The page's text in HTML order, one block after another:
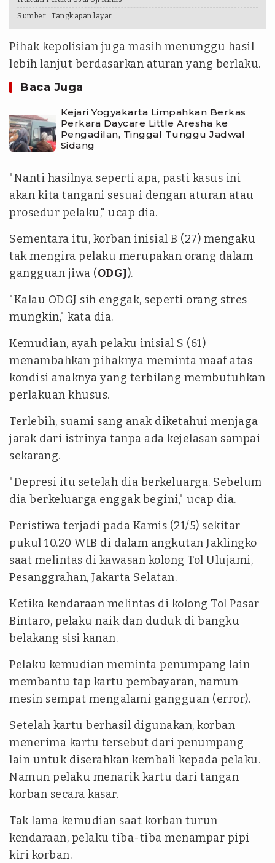
Sumber : Tangkapan layar
Pihak kepolisian juga masih menunggu hasil
lebih lanjut berdasarkan aturan yang berlaku.
Baca Juga
Kejari Yogyakarta Limpahkan Berkas
Perkara Daycare Little Aresha ke
Pengadilan, Tinggal Tunggu Jadwal
Sidang
"Nanti hasilnya seperti apa, pasti kasus ini
akan kita tangani sesuai dengan aturan atau
prosedur pelaku," ucap dia.
Sementara itu, korban inisial B (27) mengaku
tak mengira pelaku merupakan orang dalam
gangguan jiwa (ODGJ).
"Kalau ODGJ sih enggak, seperti orang stres
mungkin," kata dia.
Kemudian, ayah pelaku inisial S (61)
menambahkan pihaknya meminta maaf atas
kondisi anaknya yang terbilang membutuhkan
perlakuan khusus.
Terlebih, suami sang anak diketahui menjaga
jarak dari istrinya tanpa ada kejelasan sampai
sekarang.
"Depresi itu setelah dia berkeluarga. Sebelum
dia berkeluarga enggak begini," ucap dia.
Peristiwa terjadi pada Kamis (21/5) sekitar
pukul 10.20 WIB di dalam angkutan Jaklingko
saat melintas di kawasan kolong Tol Ulujami,
Pesanggrahan, Jakarta Selatan.
Ketika kendaraan melintas di kolong Tol Pasar
Bintaro, pelaku naik dan duduk di bangku
belakang sisi kanan.
Pelaku kemudian meminta penumpang lain
membantu tap kartu pembayaran, namun
mesin sempat mengalami gangguan (error).
Setelah kartu berhasil digunakan, korban
menerima kartu tersebut dari penumpang
lain untuk diserahkan kembali kepada pelaku.
Namun pelaku menarik kartu dari tangan
korban secara kasar.
Tak lama kemudian saat korban turun
kendaraan, pelaku tiba-tiba menampar pipi
kiri korban.